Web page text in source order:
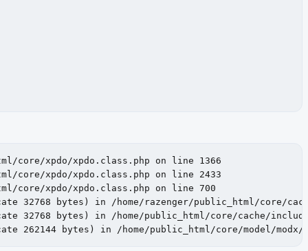
core/xpdo/xpdo.class.php on line 1366
core/xpdo/xpdo.class.php on line 2433
core/xpdo/xpdo.class.php on line 700
32768 bytes) in /home/razenger/public_html/core/
32768 bytes) in /home/public_html/core/cache/
262144 bytes) in /home/public_html/core/model/